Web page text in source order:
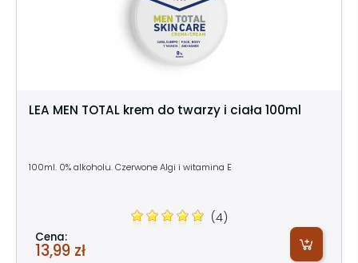
LEA MEN TOTAL krem do twarzy i ciała 100ml
100ml. 0% alkoholu. Czerwone Algi i witamina E
(4)
Cena:
13,99 zł